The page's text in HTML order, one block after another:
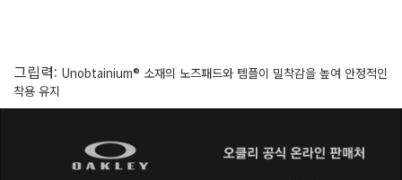
그립력: Unobtainium® 소재의 노즈패드와 템플이 밀착감을 높여 안정적인
착용 유지